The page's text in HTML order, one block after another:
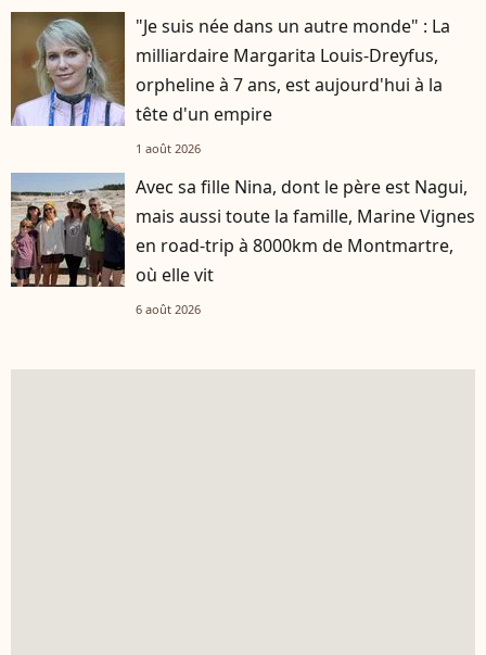
"Je suis née dans un autre monde" : La
milliardaire Margarita Louis-Dreyfus,
orpheline à 7 ans, est aujourd'hui à la
tête d'un empire
1 août 2026
Avec sa fille Nina, dont le père est Nagui,
mais aussi toute la famille, Marine Vignes
en road-trip à 8000km de Montmartre,
où elle vit
6 août 2026